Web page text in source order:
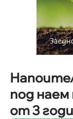
под наем
от 3